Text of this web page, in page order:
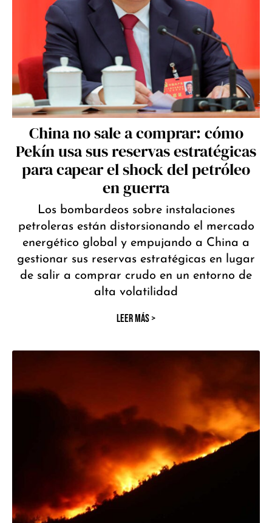
China no sale a comprar: cómo
Pekín usa sus reservas estratégicas
para capear el shock del petróleo
en guerra
Los bombardeos sobre instalaciones
petroleras están distorsionando el mercado
energético global y empujando a China a
gestionar sus reservas estratégicas en lugar
de salir a comprar crudo en un entorno de
alta volatilidad
LEER MÁS >